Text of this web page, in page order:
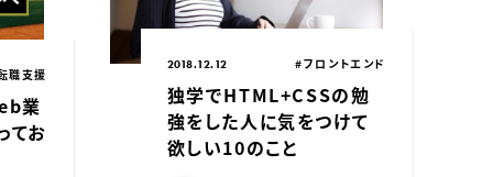
業
てお
：
職支援
独学でHTML+CSSの勉
強をした人に気をつけて
欲しい10のこと
公開日：
2018.12.12 カテゴリ：
#フロントエンド